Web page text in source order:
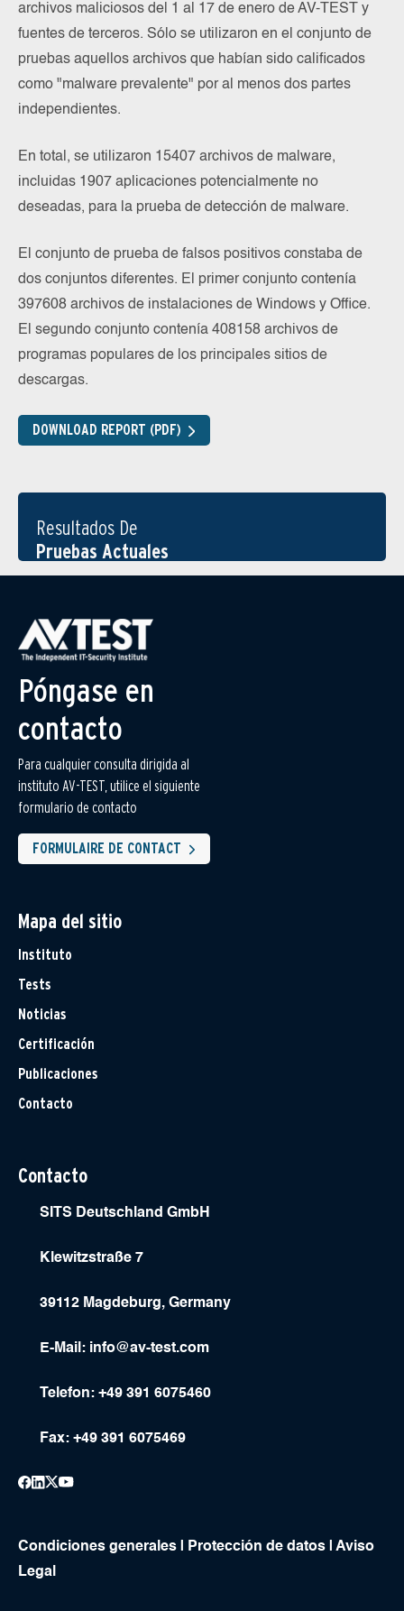
archivos maliciosos del 1 al 17 de enero de AV-TEST y
fuentes de terceros. Sólo se utilizaron en el conjunto de
pruebas aquellos archivos que habían sido calificados
como "malware prevalente" por al menos dos partes
independientes.
En total, se utilizaron 15407 archivos de malware,
incluidas 1907 aplicaciones potencialmente no
deseadas, para la prueba de detección de malware.
El conjunto de prueba de falsos positivos constaba de
dos conjuntos diferentes. El primer conjunto contenía
397608 archivos de instalaciones de Windows y Office.
El segundo conjunto contenía 408158 archivos de
programas populares de los principales sitios de
descargas.
DOWNLOAD REPORT (PDF)
Resultados De
Pruebas Actuales
Póngase en
contacto
Para cualquier consulta dirigida al
instituto AV-TEST, utilice el siguiente
formulario de contacto
FORMULAIRE DE CONTACT
Mapa del sitio
Instituto
Tests
Noticias
Certificación
Publicaciones
Contacto
Contacto
SITS Deutschland GmbH
Klewitzstraße 7
39112 Magdeburg, Germany
E-Mail: info@av-test.com
Telefon: +49 391 6075460
Fax: +49 391 6075469
Condiciones generales | Protección de datos | Aviso
Legal